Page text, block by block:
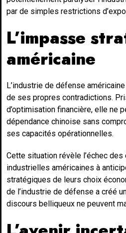
par de simples restrictions
L’impasse
américaine
L’industrie de défense
de ses propres contradictions.
d’optimisation financière, elle ne
dépendance chinoise sans
ses capacités opérationnelles.
Cette situation révèle l’échec
industrielles américaines à
stratégiques de leurs choix
de l’industrie de défense a créé
discours belliqueux ne peuvent